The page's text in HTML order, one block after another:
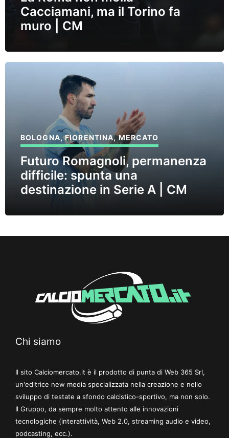
Cacciamani, ma il Torino fa
muro | CM
BOLOGNA,FIORENTINA,MERCATO
Futuro Romagnoli, permanenza
difficile: spunta una
destinazione in Serie A | CM
Chi siamo
Il sito Calciomercato.it è il prodotto di punta di Web 365 Srl,
un'editrice new media specializzata nella creazione e nello
sviluppo di testate a sfondo calcistico-sportivo, ma non solo.
Il Gruppo, da sempre molto attento alle innovazioni
tecnologiche (interattività, Web 2.0, streaming audio e video,
podcasting, ecc.).